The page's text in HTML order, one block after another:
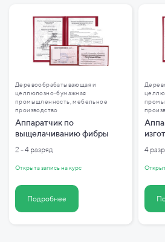
Деревообрабатывающая и
целлюлозно-бумажная
промышленность, мебельное
производство
Аппаратчик по
выщелачиванию фибры
2 - 4 разряд
Открыта запись на курс
Подробнее
4